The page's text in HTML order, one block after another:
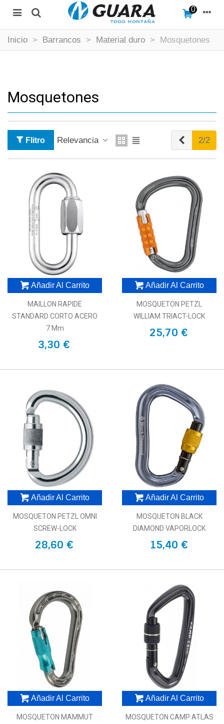
0
Inicio > Barrancos > Material duro > Mosquetones
Mosquetones
Flitro Relevancia Anterior
2/2
Añadir Al Carrito
MAILLON RAPIDE
STANDARD CORTO ACERO
7 Mm
3,30 €
Añadir Al Carrito
MOSQUETON PETZL
WILLIAM TRIACT-LOCK
25,70 €
Añadir Al Carrito
MOSQUETON PETZL OMNI
SCREW-LOCK
28,60 €
Añadir Al Carrito
MOSQUETON BLACK
DIAMOND VAPORLOCK
15,40 €
Añadir Al Carrito
MOSQUETON MAMMUT
Añadir Al Carrito
MOSQUETON CAMP ATLAS